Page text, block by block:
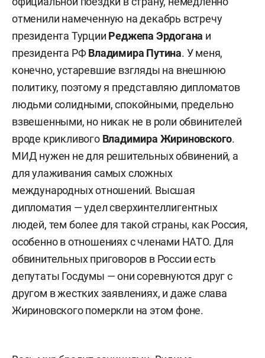
отменили намеченную на декабрь встречу
президента Турции Реджепа Эрдогана и
президента РФВладимира Путина. У меня,
конечно, устаревшие взгляды на внешнюю
политику, поэтому я представляю дипломатов
людьми солидными, спокойными, предельно
взвешенными, но никак не в роли обвинителей
вроде крикливого Владимира Жириновского.
МИД нужен не для решительных обвинений, а
для улаживания самых сложных
международных отношений. Высшая
дипломатия — удел сверхинтеллигентных
людей, тем более для такой страны, как Россия,
особенно в отношениях с членами НАТО. Для
обвинительных приговоров в России есть
депутаты Госдумы — они соревнуются друг с
другом в жестких заявлениях, и даже слава
Жириновского померкли на этом фоне.